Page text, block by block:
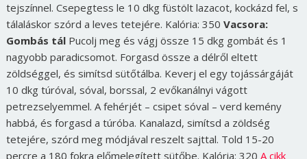
tejszínnel. Csepegtess le 10 dkg füstölt lazacot, kockázd fel, s
tálaláskor szórd a leves tetejére. Kalória: 350 Vacsora:
Gombás tál Pucolj meg és vágj össze 15 dkg gombát és 1
nagyobb paradicsomot. Forgasd össze a délről eltett
zöldséggel, és simítsd sütőtálba. Keverj el egy tojássárgáját
10 dkg túróval, sóval, borssal, 2 evőkanálnyi vágott
petrezselyemmel. A fehérjét – csipet sóval – verd kemény
habbá, és forgasd a túróba. Kanalazd, simítsd a zöldség
tetejére, szórd meg módjával reszelt sajttal. Told 15-20
percre a 180 fokra előmelegített sütőbe. Kalória: 320 A cikk